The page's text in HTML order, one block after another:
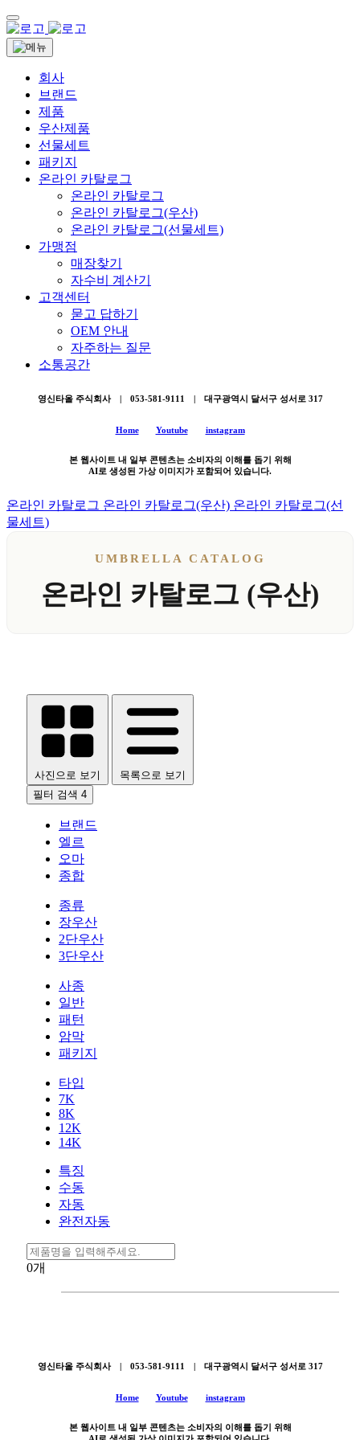
회사
브랜드
제품
우산제품
선물세트
패키지
온라인 카탈로그
온라인 카탈로그
온라인 카탈로그(우산)
온라인 카탈로그(선물세트)
가맹점
매장찾기
자수비 계산기
고객센터
묻고 답하기
OEM 안내
자주하는 질문
소통공간
영신타올 주식회사 | 053-581-9111 | 대구광역시 달서구 성서로 317
Home Youtube instagram
본 웹사이트 내 일부 콘텐츠는 소비자의 이해를 돕기 위해
AI로 생성된 가상 이미지가 포함되어 있습니다.
온라인 카탈로그 온라인 카탈로그(우산) 온라인 카탈로그(선
물세트)
UMBRELLA CATALOG
온라인 카탈로그 (우산)
사진으로 보기
목록으로 보기
필터 검색 4
브랜드
엘르
오마
종합
종류
장우산
2단우산
3단우산
사종
일반
패턴
암막
패키지
타입
7K
8K
12K
14K
특징
수동
자동
완전자동
0개
영신타올 주식회사 | 053-581-9111 | 대구광역시 달서구 성서로 317
Home Youtube instagram
본 웹사이트 내 일부 콘텐츠는 소비자의 이해를 돕기 위해